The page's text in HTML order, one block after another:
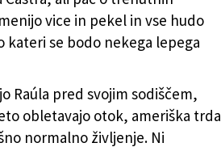
vice in pekel in vse hudo
kateri se bodo nekega lepega
Raúla pred svojim sodiščem,
obletavajo otok, ameriška trda
normalno življenje. Ni